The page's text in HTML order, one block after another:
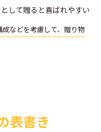
して贈ると喜ばれやすい
などを考慮して、贈り物
表書き